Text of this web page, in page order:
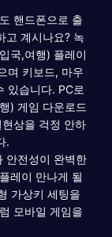
핸드폰으로 출
고 계시나요? 녹
국,여행) 플레이
며 키보드, 마우
있습니다. PC로
) 게임 다운로드
상을 걱정 안하
.
안전성이 완벽한
레이 만나게 될
가상키 세팅을
모바일 게임을